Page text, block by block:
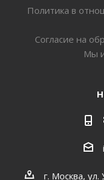
Политика в
Согласие на
Мы
г. Москва,